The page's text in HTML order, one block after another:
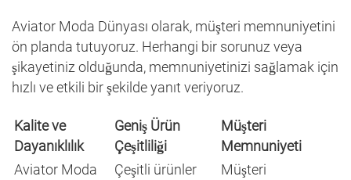
Aviator Moda Dünyası olarak, müşteri memnuniyetini
ön planda tutuyoruz. Herhangi bir sorunuz veya
şikayetiniz olduğunda, memnuniyetinizi sağlamak için
hızlı ve etkili bir şekilde yanıt veriyoruz.
Kalite ve
Dayanıklılık
Geniş Ürün
Çeşitliliği
Müşteri
Memnuniyeti
Aviator Moda
Çeşitli ürünler
Müşteri